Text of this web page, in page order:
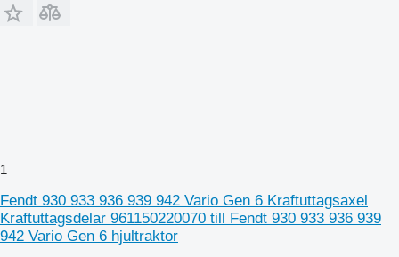
1
Fendt 930 933 936 939 942 Vario Gen 6 Kraftuttagsaxel
Kraftuttagsdelar 961150220070 till Fendt 930 933 936 939
942 Vario Gen 6 hjultraktor